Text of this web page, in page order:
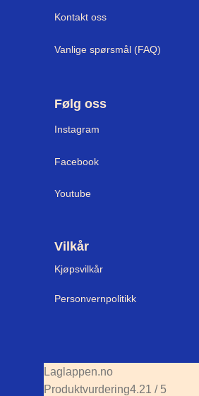
Kontakt oss
Vanlige spørsmål (FAQ)
Følg oss
Instagram
Facebook
Youtube
Vilkår
Kjøpsvilkår
Personvernpolitikk
Laglappen.no
Produktvurdering4.21 / 5